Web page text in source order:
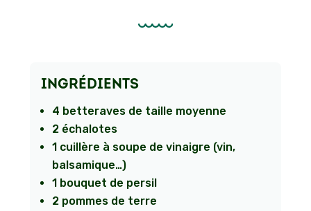
INGRÉDIENTS
4 betteraves de taille moyenne
2 échalotes
1 cuillère à soupe de vinaigre (vin,
balsamique…)
1 bouquet de persil
2 pommes de terre